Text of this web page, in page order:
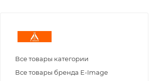
Все товары категории
Все товары бренда E-Image